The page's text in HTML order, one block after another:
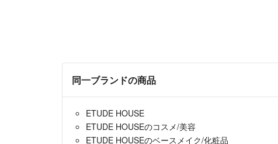
同一ブランドの商品
ETUDE HOUSE
ETUDE HOUSEのコスメ/美容
ETUDE HOUSEのベースメイク/化粧品